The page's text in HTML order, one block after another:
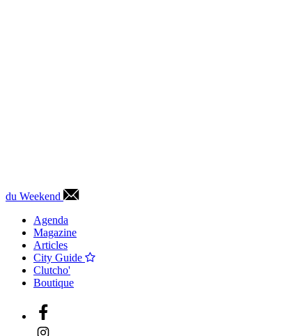
du Weekend
Agenda
Magazine
Articles
City Guide
Clutcho'
Boutique